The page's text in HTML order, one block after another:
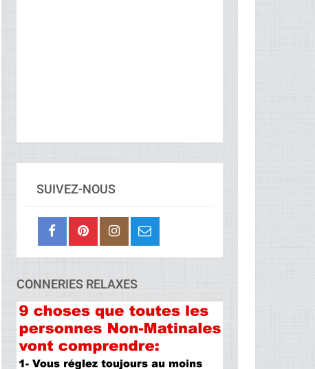
SUIVEZ-NOUS
CONNERIES RELAXES